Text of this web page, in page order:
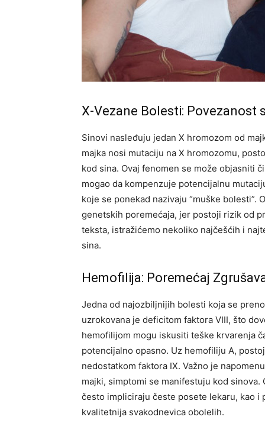
X-Vezane Bolesti: Povezanost
Sinovi nasleđuju jedan X hromozom od
majka nosi mutaciju na X hromozomu,
kod sina. Ovaj fenomen se može objasniti
mogao da kompenzuje potencijalnu
koje se ponekad nazivaju “muške
genetskih poremećaja, jer postoji rizik od
teksta, istražićemo nekoliko najčešćih i
sina.
Hemofilija: Poremećaj
Jedna od najozbiljnijih bolesti koja se
uzrokovana je deficitom faktora VIII, što
hemofilijom mogu iskusiti teške krvarenja
potencijalno opasno. Uz hemofiliju A,
nedostatkom faktora IX. Važno je
majki, simptomi se manifestuju kod
često impliciraju česte posete lekaru, kao
kvalitetnija svakodnevica obolelih.